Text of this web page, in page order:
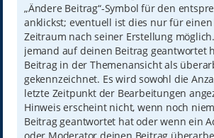
„Ändere Beitrag“-Symbol für den
anklickst; eventuell ist dies nur für
Zeitraum nach seiner Erstellung
jemand auf deinen Beitrag geantwortet
Beitrag in der Themenansicht als
gekennzeichnet. Es wird sowohl die
letzte Zeitpunkt der Bearbeitungen
Hinweis erscheint nicht, wenn noch
Beitrag geantwortet hat oder wenn ein